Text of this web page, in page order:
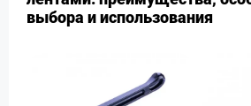
выбора и использования